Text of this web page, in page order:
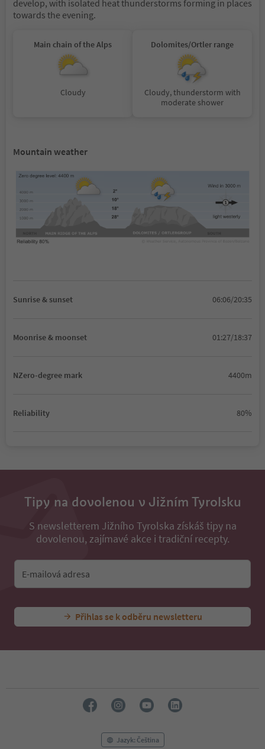
develop, with isolated heat thunderstorms forming in places
towards the evening.
Main chain of the Alps
Cloudy
Dolomites/Ortler range
Cloudy, thunderstorm with
moderate shower
Mountain weather
Sunrise & sunset 06:06/20:35
Moonrise & moonset 01:27/18:37
NZero-degree mark 4400m
Reliability 80%
Tipy na dovolenou v Jižním Tyrolsku
S newsletterem Jižního Tyrolska získáš tipy na
dovolenou, zajímavé akce i tradiční recepty.
E-mailová adresa
Přihlas se k odběru newsletteru
Jazyk: Čeština